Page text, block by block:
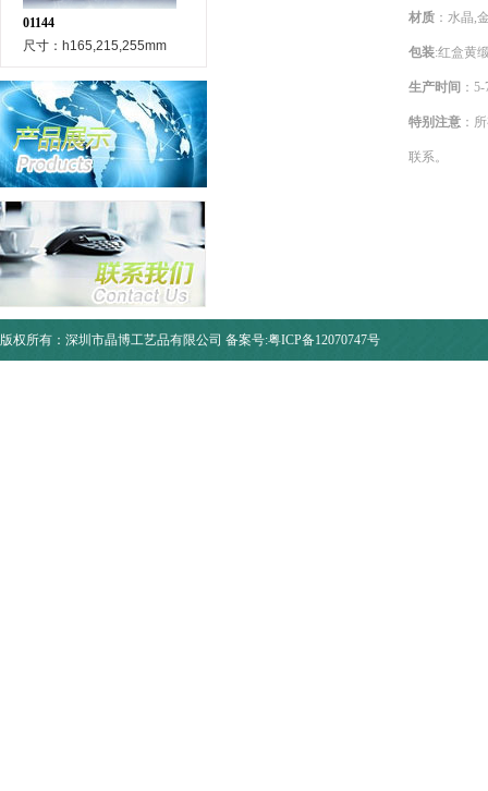
01144
尺寸：h165,215,255mm
材质 ：水晶,
包装:红盒黄
生产时间 ： 5-
特别注意 ：
联系。
版权所有：深圳市晶博工艺品有限公司 备案号:粤ICP备12070747号